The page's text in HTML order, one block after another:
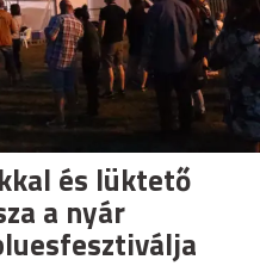
és lüktető
a nyár